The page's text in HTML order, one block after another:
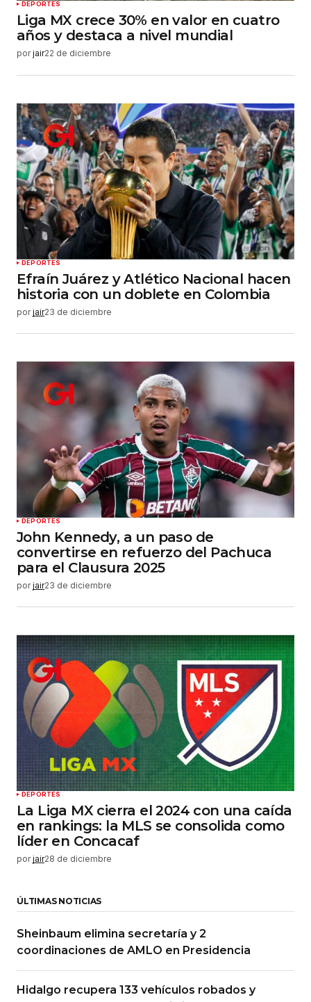
DEPORTES
Liga MX crece 30% en valor en cuatro
años y destaca a nivel mundial
por jair22 de diciembre
DEPORTES
Efraín Juárez y Atlético Nacional hacen
historia con un doblete en Colombia
por jair23 de diciembre
DEPORTES
John Kennedy, a un paso de
convertirse en refuerzo del Pachuca
para el Clausura 2025
por jair23 de diciembre
DEPORTES
La Liga MX cierra el 2024 con una caída
en rankings: la MLS se consolida como
líder en Concacaf
por jair28 de diciembre
ÚLTIMAS NOTICIAS
Sheinbaum elimina secretaría y 2
coordinaciones de AMLO en Presidencia
Hidalgo recupera 133 vehículos robados y